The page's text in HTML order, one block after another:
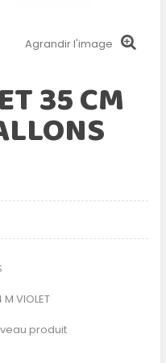
Agrandir l'image
35 CM
M VIOLET
produit